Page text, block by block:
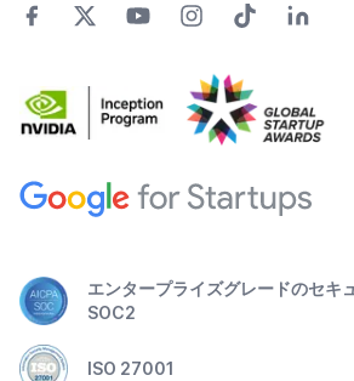
エンタープライズグレードのセキ
SOC2
ISO 27001